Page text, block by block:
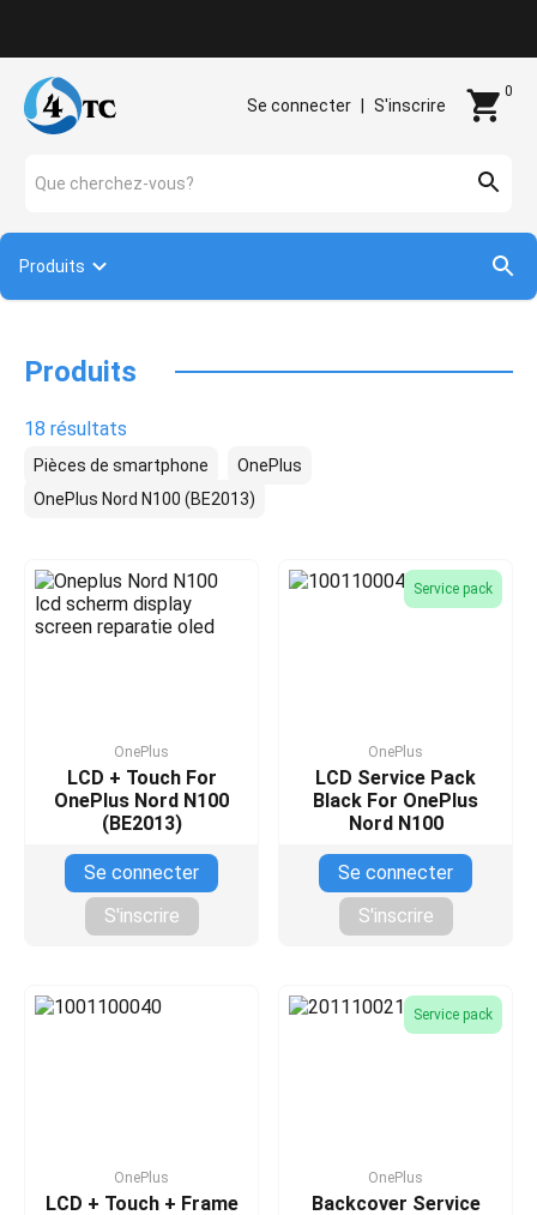
Se connecter S'inscrire
0
Que cherchez-vous?
Produits
Produits
18 résultats
Pièces de smartphone
OnePlus
OnePlus Nord N100 (BE2013)
OnePlus
LCD + Touch For
OnePlus Nord N100
(BE2013)
Se connecter
S'inscrire
Service pack
OnePlus
LCD Service Pack
Black For OnePlus
Nord N100
Se connecter
S'inscrire
OnePlus
LCD + Touch + Frame
Service pack
OnePlus
Backcover Service